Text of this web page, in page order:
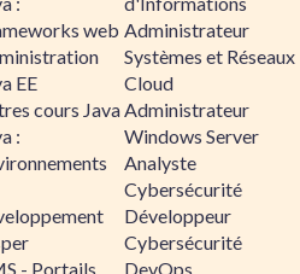
web
EE
cours Java
:
- Portails
Administrateur
Systèmes et Réseaux
Cloud
Administrateur
Windows Server
Analyste
Cybersécurité
Développeur
Cybersécurité
DevOps